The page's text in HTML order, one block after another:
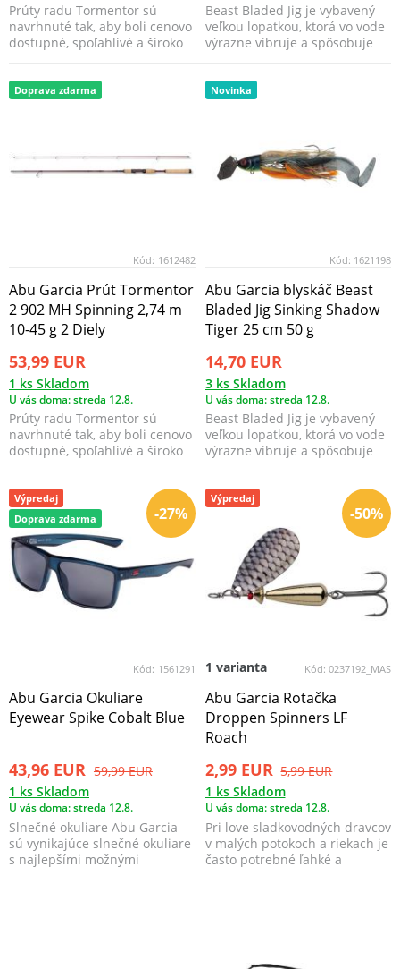
Prúty radu Tormentor sú
navrhnuté tak, aby boli cenovo
dostupné, spoľahlivé a široko
Beast Bladed Jig je vybavený
veľkou lopatkou, ktorá vo vode
výrazne vibruje a spôsobuje
Doprava zdarma
Kód: 1612482
Abu Garcia Prút Tormentor
2 902 MH Spinning 2,74 m
10-45 g 2 Diely
53,99 EUR
1 ks Skladom
U vás doma: streda 12.8.
Prúty radu Tormentor sú
navrhnuté tak, aby boli cenovo
dostupné, spoľahlivé a široko
Novinka
Kód: 1621198
Abu Garcia blyskáč Beast
Bladed Jig Sinking Shadow
Tiger 25 cm 50 g
14,70 EUR
3 ks Skladom
U vás doma: streda 12.8.
Beast Bladed Jig je vybavený
veľkou lopatkou, ktorá vo vode
výrazne vibruje a spôsobuje
-27%
Výpredaj
Doprava zdarma
Kód: 1561291
Abu Garcia Okuliare
Eyewear Spike Cobalt Blue
43,96 EUR 59,99 EUR
1 ks Skladom
U vás doma: streda 12.8.
Slnečné okuliare Abu Garcia
sú vynikajúce slnečné okuliare
s najlepšími možnými
-50%
Výpredaj
Kód: 0237192_MAS
1 varianta
Abu Garcia Rotačka
Droppen Spinners LF
Roach
2,99 EUR 5,99 EUR
1 ks Skladom
U vás doma: streda 12.8.
Pri love sladkovodných dravcov
v malých potokoch a riekach je
často potrebné ľahké a